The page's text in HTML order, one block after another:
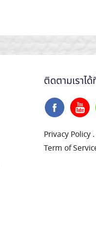
ติดตามเราได้
Privacy Policy .
Term of